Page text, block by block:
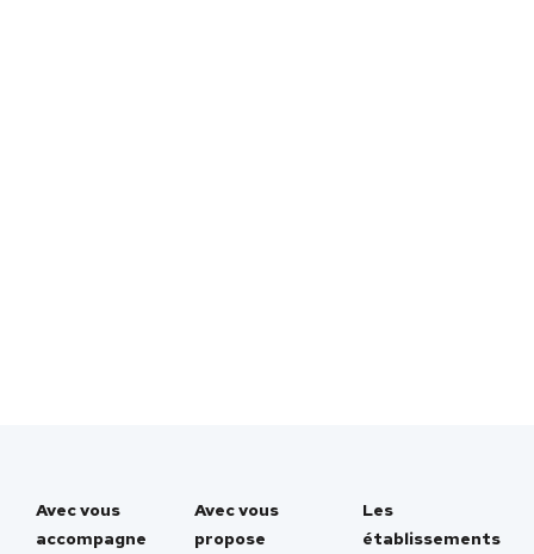
Avec vous
accompagne
Avec vous
propose
Les
établissements